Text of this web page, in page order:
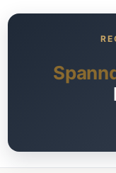
Was
Schnellrechner